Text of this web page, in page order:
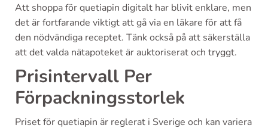
Att shoppa för quetiapin digitalt har blivit enklare, men
det är fortfarande viktigt att gå via en läkare för att få
den nödvändiga receptet. Tänk också på att säkerställa
att det valda nätapoteket är auktoriserat och tryggt.
Prisintervall Per
Förpackningsstorlek
Priset för quetiapin är reglerat i Sverige och kan variera